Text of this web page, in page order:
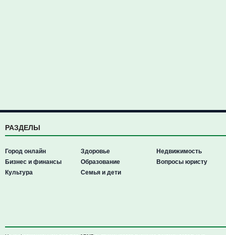
РАЗДЕЛЫ
Город онлайн
Бизнес и финансы
Культура
Здоровье
Образование
Семья и дети
Недвижимость
Вопросы юристу